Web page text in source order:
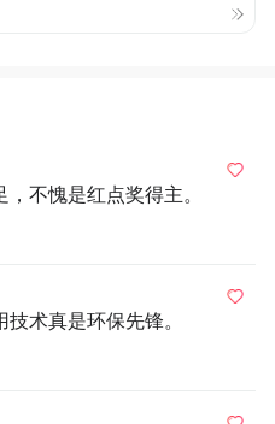
不愧是红点奖得主。
术真是环保先锋。